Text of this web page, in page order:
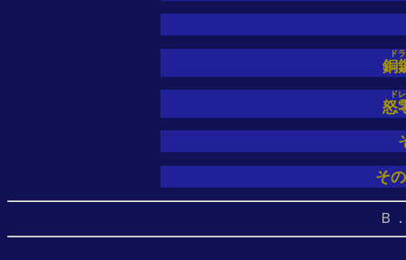
銅
ド
怒
ド
そ
Ｂ